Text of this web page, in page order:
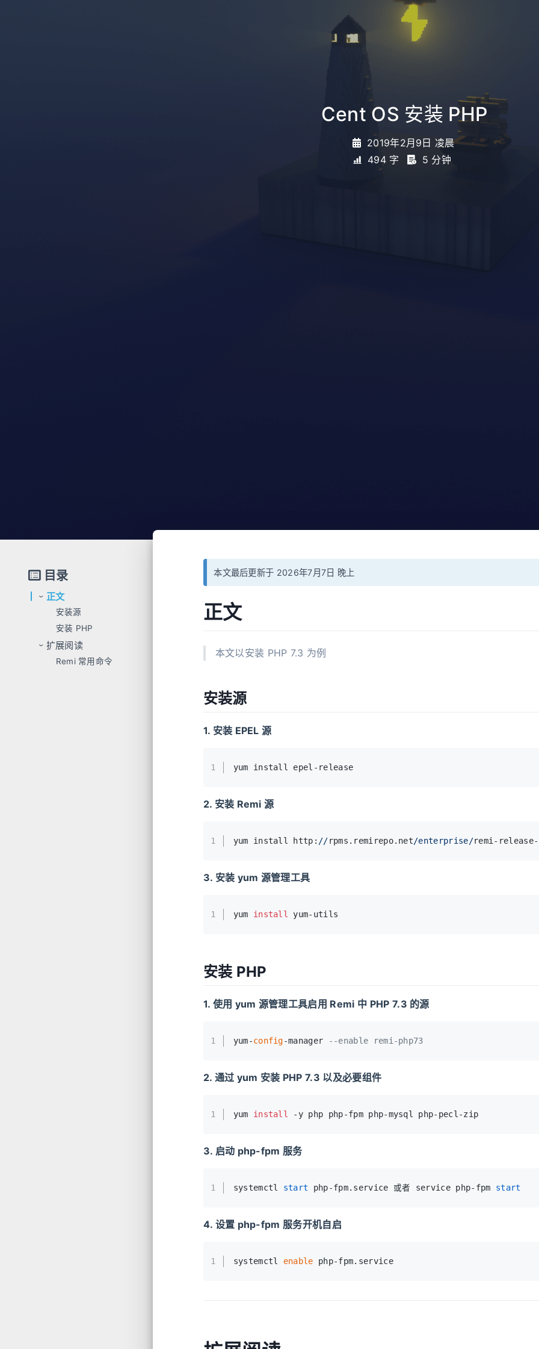
Cent OS 安装 PHP
2019年2月9日 凌晨
494 字
5 分钟
目录
› 正文
安装源
安装 PHP
›扩展阅读
Remi 常用命令
本文最后更新于 2026年7月7日 晚上
正文
本文以安装 PHP 7.3 为例
安装源
1. 安装 EPEL 源
1 yum install epel-release
2. 安装 Remi 源
1 yum install http: //rpms.remirepo.net/enterprise/remi-release-
3. 安装 yum 源管理工具
1 yum install yum-utils
安装 PHP
1. 使用 yum 源管理工具启用 Remi 中 PHP 7.3 的源
1 yum-config-manager --enable remi-php73
2. 通过 yum 安装 PHP 7.3 以及必要组件
1 yum install -y php php-fpm php-mysql php-pecl-zip
3. 启动 php-fpm 服务
1 systemctl start php-fpm.service 或者 service php-fpm start
4. 设置 php-fpm 服务开机自启
1 systemctl enable php-fpm.service